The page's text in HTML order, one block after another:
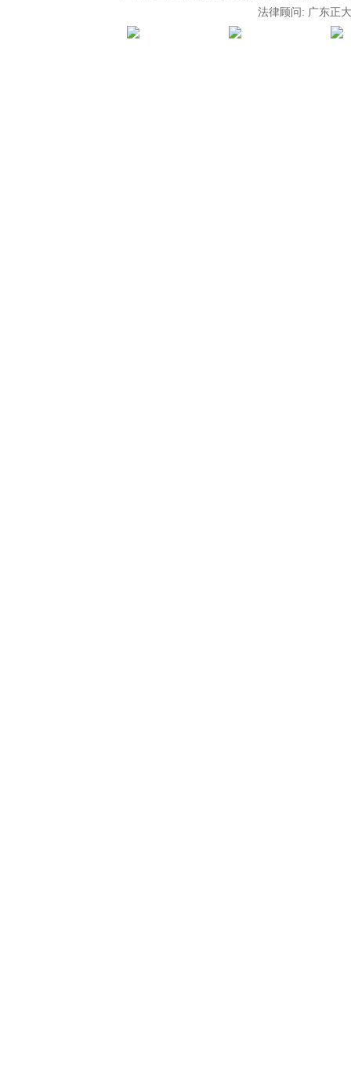
法律顾问: 广东正